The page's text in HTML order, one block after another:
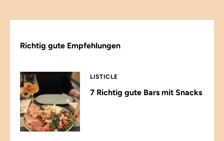
Richtig gute Empfehlungen
LISTICLE
7 Richtig gute Bars mit Snacks